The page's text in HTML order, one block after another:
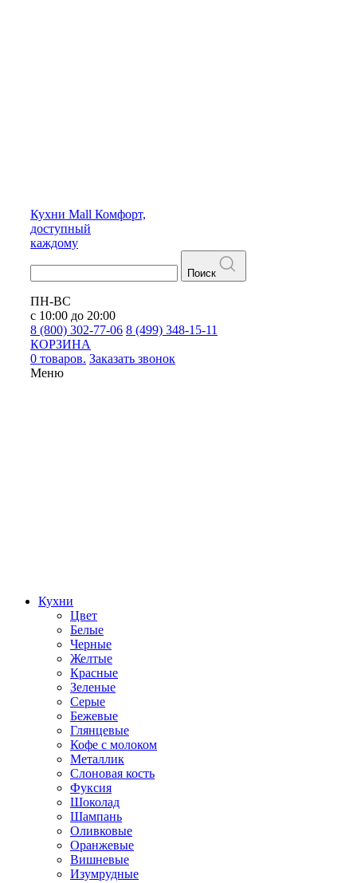
Кухни Mall Комфорт,
доступный
каждому
Поиск
ПН-ВС
с 10:00 до 20:00
8 (800) 302-77-06 8 (499) 348-15-11
КОРЗИНА
0 товаров. Заказать звонок
Меню
Кухни
Цвет
Белые
Черные
Желтые
Красные
Зеленые
Серые
Бежевые
Глянцевые
Кофе с молоком
Металлик
Слоновая кость
Фуксия
Шоколад
Шампань
Оливковые
Оранжевые
Вишневые
Изумрудные